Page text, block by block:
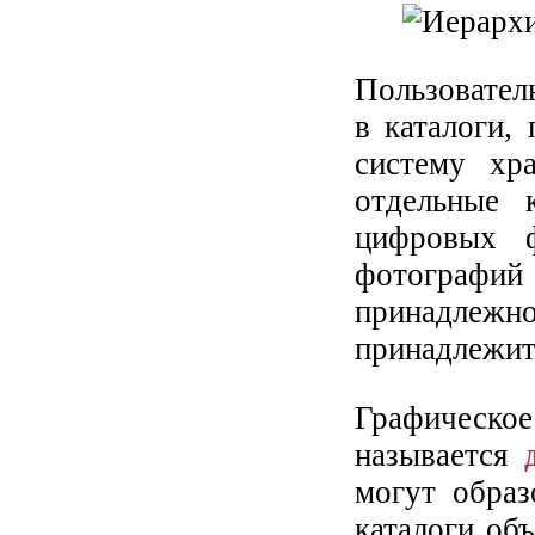
в каталоги,
систему
отдельные
цифровых
называется
могут